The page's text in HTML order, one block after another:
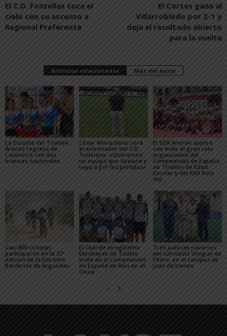
El C.D. Fontellas toca el
cielo con su ascenso a
Regional Preferente
El Cortes gana al
Villarrobledo por 2-1 y
deja el resultado abierto
para la vuelta
Artículos relacionados Más del autor
La Escuela del Triatlón
Arenas regresa de
Calahorra con dos
bronces nacionales
César Monasterio será
el entrenador del C.D.
Tudelano: «Queremos
un equipo que ilusione y
vaya a por los partidos»
El SDR Arenas supera
con éxito el gran reto
organizativo del
Campeonato de España
de Triatlón de Edad
Escolar y del XXV Reto
del...
Casi 800 ciclistas
participaron en la 27ª
edición de la Extreme
Bardenas de Arguedas
El Club de piragüismo
Ebrokayak de Tudela
brilla en el Campeonato
de España de Ríos en el
Cinca
Tres judocas navarros
del Gimnasio Shogun de
Fitero, en el campus de
judo de Llanes